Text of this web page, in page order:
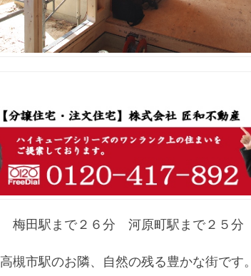
梅田駅まで２６分 河原町駅まで２５分
高槻市駅のお隣、自然の残る豊かな街です。